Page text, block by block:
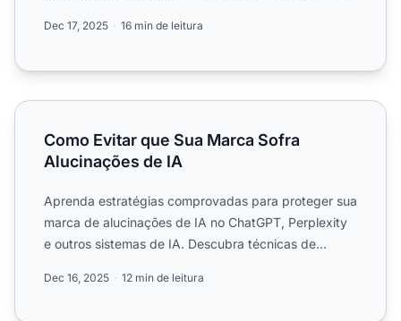
Dec 17, 2025 16 min de leitura
Como Evitar que Sua Marca Sofra Alucinações de IA
Como Evitar que Sua Marca Sofra
Alucinações de IA
Aprenda estratégias comprovadas para proteger sua
marca de alucinações de IA no ChatGPT, Perplexity
e outros sistemas de IA. Descubra técnicas de
Dec 16, 2025 12 min de leitura